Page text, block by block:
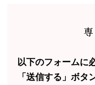
以下のフォームに
「送信する」ボタ